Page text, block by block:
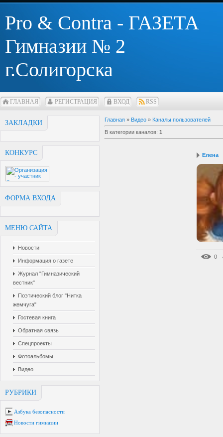
Pro & Contra - ГАЗЕТА
Гимназии № 2
г.Солигорска
ГЛАВНАЯ РЕГИСТРАЦИЯ ВХОД RSS
ЗАКЛАДКИ
КОНКУРС
ФОРМА ВХОДА
МЕНЮ САЙТА
Новости
Информация о газете
Журнал "Гимназический
вестник"
Поэтический блог "Нитка
жемчуга"
Гостевая книга
Обратная связь
Спецпроекты
Фотоальбомы
Видео
РУБРИКИ
Азбука безопасности
Новости гимназии
Главная » Видео » Каналы пользователей
В категории каналов: 1
Елена
0